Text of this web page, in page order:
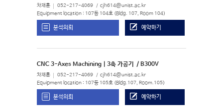
차재훈 052-217-4069 cjh614@unist.ac.kr
Equipment location : 107동 104호 (Bldg. 107, Room 104)
분석의뢰 예약하기
CNC 3-Axes Machining | 3축 가공기 / B300V
차재훈 052-217-4069 cjh614@unist.ac.kr
Equipment location : 107동 105호 (Bldg.107, Room.105)
분석의뢰 예약하기